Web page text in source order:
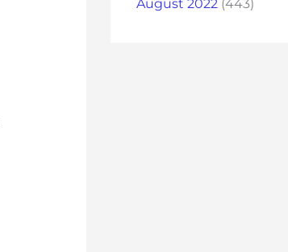
August 2022 (443)